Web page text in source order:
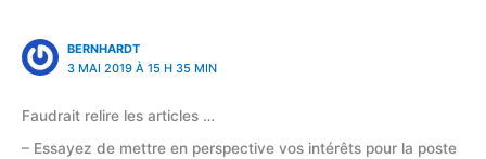
BERNHARDT
3 MAI 2019 À 15 H 35 MIN
Faudrait relire les articles …
– Essayez de mettre en perspective vos intérêts pour la poste